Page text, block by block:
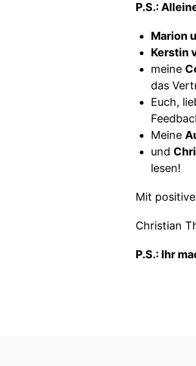
P.S.:
Marion
Kerstin
meine
das
Euch,
Meine
und
lesen!
Mit
Christian
P.S.: Ihr